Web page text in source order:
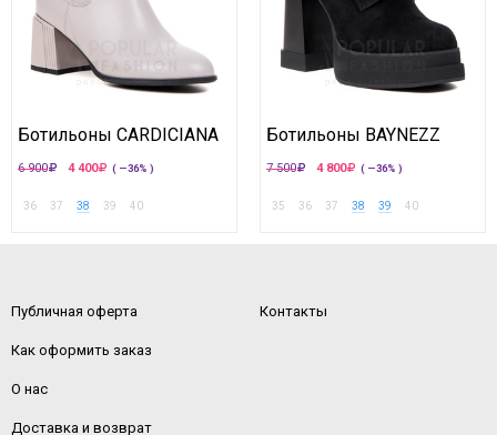
Ботильоны CARDICIANA
6 900 4 400 ( —36% )
36 37 38 39 40
Ботильоны BAYNEZZ
7 500 4 800 ( —36% )
35 36 37 38 39 40
Публичная оферта
Как оформить заказ
О нас
Доставка и возврат
Контакты